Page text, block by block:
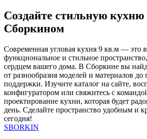
Создайте стильную кухню
Сборкином
Современная угловая кухня 9 кв.м — это
функциональное и стильное
сердцем вашего дома. В Сборкине вы
от разнообразия моделей и материалов до
поддержки. Изучите каталог на сайте,
конфигуратором или свяжитесь с
проектирование кухни, которая будет
день. Сделайте пространство удобным и
сегодня!
SBORKIN